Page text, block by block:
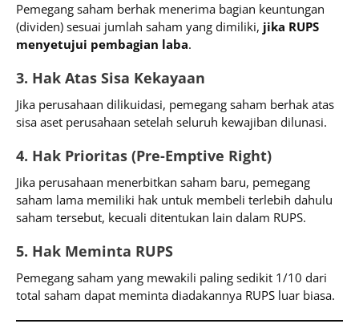
Pemegang saham berhak menerima bagian keuntungan
(dividen) sesuai jumlah saham yang dimiliki, jika RUPS
menyetujui pembagian laba.
3. Hak Atas Sisa Kekayaan
Jika perusahaan dilikuidasi, pemegang saham berhak atas
sisa aset perusahaan setelah seluruh kewajiban dilunasi.
4. Hak Prioritas (Pre-Emptive Right)
Jika perusahaan menerbitkan saham baru, pemegang
saham lama memiliki hak untuk membeli terlebih dahulu
saham tersebut, kecuali ditentukan lain dalam RUPS.
5. Hak Meminta RUPS
Pemegang saham yang mewakili paling sedikit 1/10 dari
total saham dapat meminta diadakannya RUPS luar biasa.